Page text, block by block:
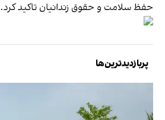
حفظ سلامت و حقوق زندانیان تاکید کرد.
پربازدیدترین‌ها